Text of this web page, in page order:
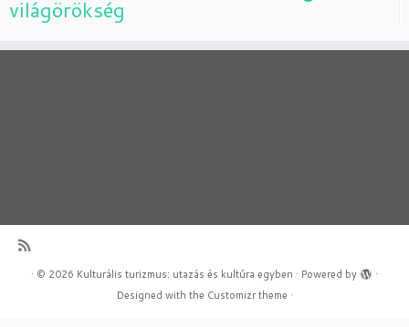
világörökség
· © 2026 Kulturális turizmus: utazás és kultúra egyben · Powered by
·
Designed with the Customizr theme ·